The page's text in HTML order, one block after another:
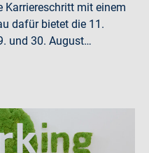
Karriereschritt mit einem
dafür bietet die 11.
und 30. August…